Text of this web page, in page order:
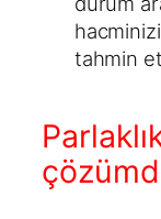
hacminizi
tahmin